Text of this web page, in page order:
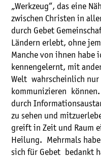
„Werkzeug“, das eine
zwischen Christen in
durch Gebet
Ländern erlebt, ohne
Manche von ihnen habe
kennengelernt, mit
Welt wahrscheinlich
kommunizieren
durch
zu sehen und
greift in Zeit und Raum
Heilung. Mehrmals
sich für Gebet bedankt